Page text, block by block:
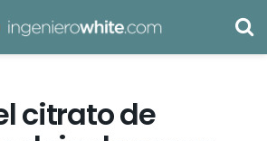
citrato de